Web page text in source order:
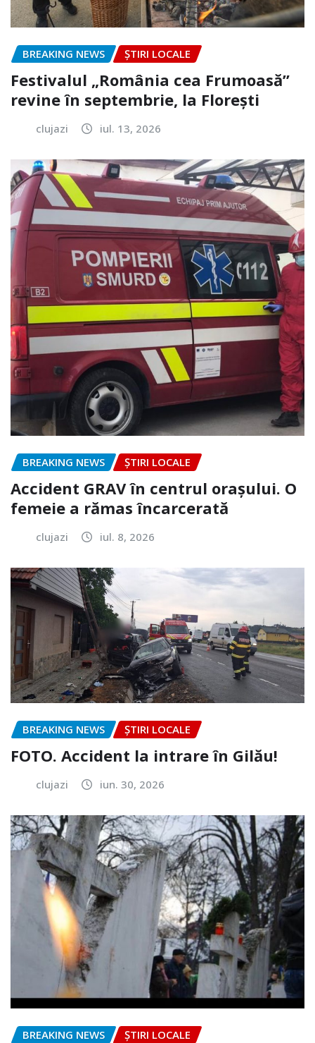
BREAKING NEWS ȘTIRI LOCALE
Festivalul „România cea Frumoasă”
revine în septembrie, la Florești
clujazi iul. 13, 2026
BREAKING NEWS ȘTIRI LOCALE
Accident GRAV în centrul orașului. O
femeie a rămas încarcerată
clujazi iul. 8, 2026
BREAKING NEWS ȘTIRI LOCALE
FOTO. Accident la intrare în Gilău!
clujazi iun. 30, 2026
BREAKING NEWS ȘTIRI LOCALE